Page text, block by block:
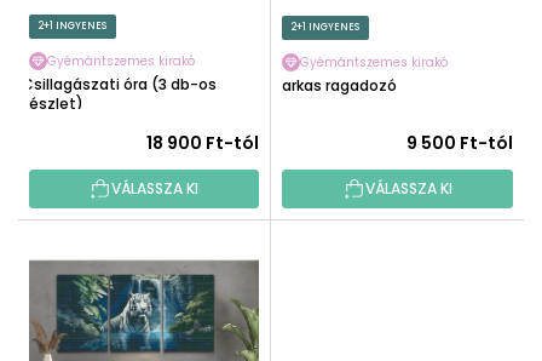
Z
S
S
T
Á
A
2+1 INGYENES
Gyémántszemes kirakó
Csillagászati óra (3 db-os
készlet)
18 900 Ft-tól
VÁLASSZA KI
2+1 INGYENES
Gyémántszemes kirakó
Farkas ragadozó
9 500 Ft-tól
VÁLASSZA KI